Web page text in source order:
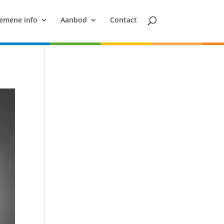
info Aanbod Contact